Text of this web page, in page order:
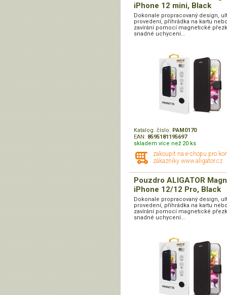
iPhone 12 mini, Black
Dokonale propracovaný design,
provedení, přihrádka na kartu
zavírání pomocí magnetické
snadné uchycení...
Katalog. číslo: PAM0170
EAN: 8595181195697
skladem více než 20 ks
zakoupit na e-shopu pro
zákazníky www.aligator.cz
Pouzdro ALIGATOR
iPhone 12/12 Pro, Black
Dokonale propracovaný design,
provedení, přihrádka na kartu
zavírání pomocí magnetické
snadné uchycení...